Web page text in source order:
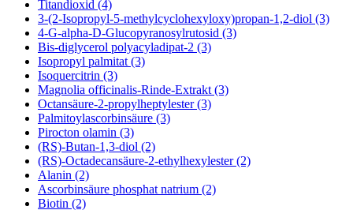
Titandioxid (4)
3-(2-Isopropyl-5-methylcyclohexyloxy)propan-1,2-diol (3)
4-G-alpha-D-Glucopyranosylrutosid (3)
Bis-diglycerol polyacyladipat-2 (3)
Isopropyl palmitat (3)
Isoquercitrin (3)
Magnolia officinalis-Rinde-Extrakt (3)
Octansäure-2-propylheptylester (3)
Palmitoylascorbinsäure (3)
Pirocton olamin (3)
(RS)-Butan-1,3-diol (2)
(RS)-Octadecansäure-2-ethylhexylester (2)
Alanin (2)
Ascorbinsäure phosphat natrium (2)
Biotin (2)